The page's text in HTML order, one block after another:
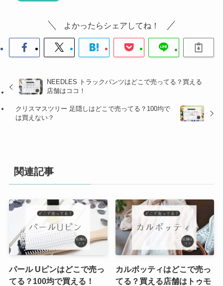
よかったらシェアしてね！
NEEDLES トラックパンツはどこで売ってる？買える
店舗はココ！
クリスマスツリー 足隠しはどこで売ってる？100均で
は買えない？
関連記事
パール Uピンはどこで売っ
てる？100均で買える！
カルボッティはどこで売っ
てる？買える店舗はトゥモ